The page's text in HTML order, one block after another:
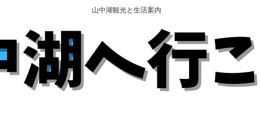
山中湖観光と生活案内